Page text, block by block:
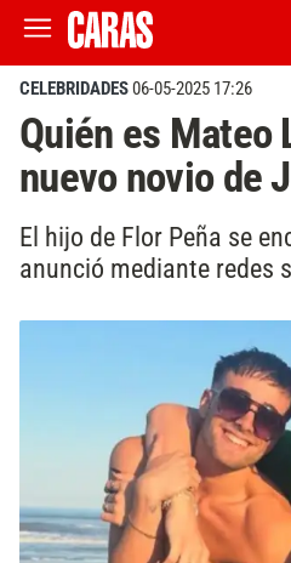
CELEBRIDADES06-05-2025 17:26
Quién es Mateo
nuevo novio de
El hijo de Flor Peña se
anunció mediante redes